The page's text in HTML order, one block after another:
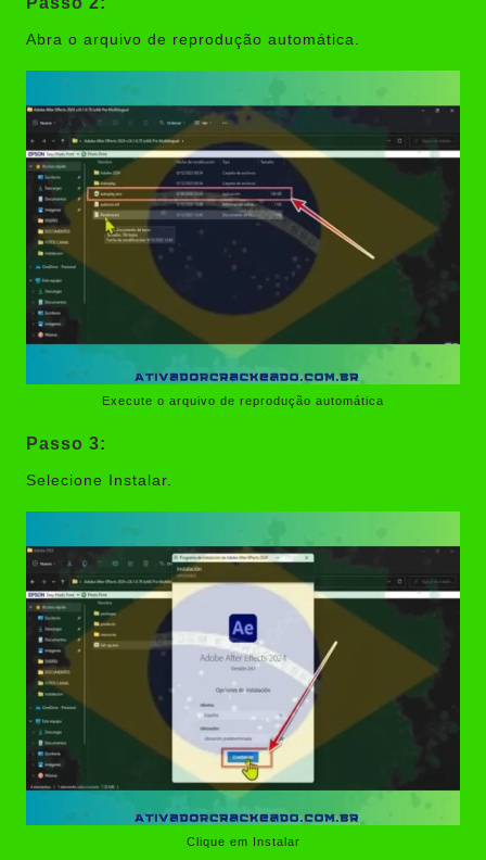
Abra o arquivo de reprodução automática.
Execute o arquivo de reprodução automática
Passo 3:
Selecione Instalar.
Clique em Instalar